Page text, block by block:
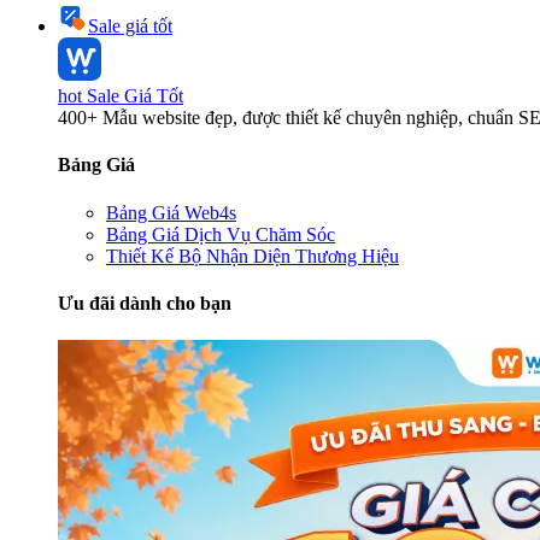
Sale giá tốt
hot Sale Giá Tốt
400+ Mẫu website đẹp, được thiết kế chuyên nghiệp, chuẩn
Bảng Giá
Bảng Giá Web4s
Bảng Giá Dịch Vụ Chăm Sóc
Thiết Kế Bộ Nhận Diện Thương Hiệu
Ưu đãi dành cho bạn